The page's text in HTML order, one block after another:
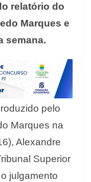
relatório do
Marques e
semana.
pelo
Marques na
Alexandre
Superior
julgamento